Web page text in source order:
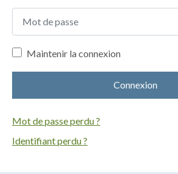
Maintenir la connexion
Connexion
Mot de passe perdu ?
Identifiant perdu ?